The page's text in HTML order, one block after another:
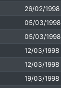
26/02/1998
05/03/1998
05/03/1998
12/03/1998
12/03/1998
19/03/1998